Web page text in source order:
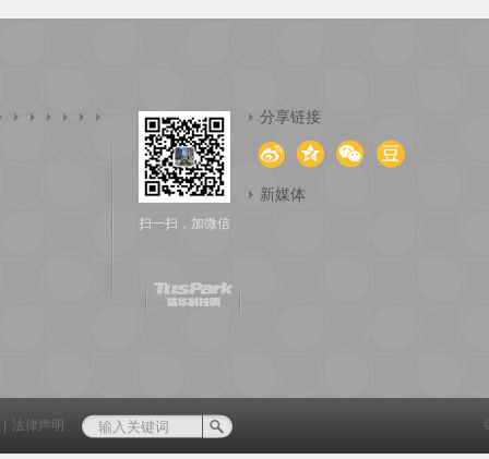
扫一扫，加微信
分享链接
新媒体
法律声明